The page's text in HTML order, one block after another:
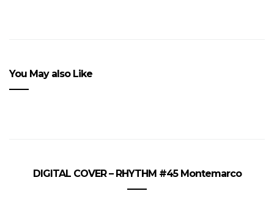
You May also Like
DIGITAL COVER – RHYTHM #45 Montemarco